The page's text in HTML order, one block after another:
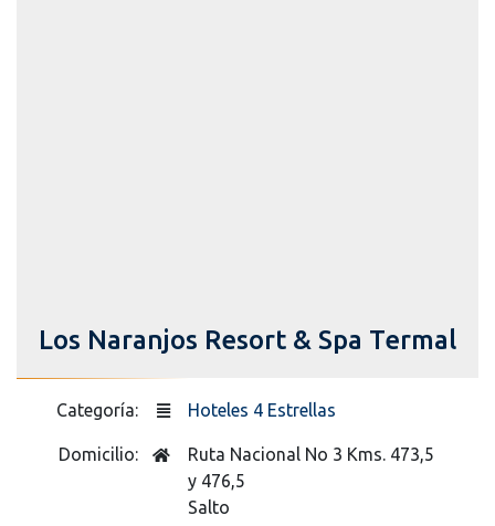
Los Naranjos Resort & Spa Termal
Categoría: Hoteles 4 Estrellas
Domicilio:
Ruta Nacional No 3 Kms. 473,5
y 476,5
Salto